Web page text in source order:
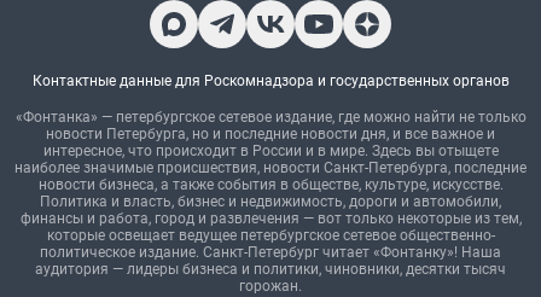
Контактные данные для Роскомнадзора и государственных органов
«Фонтанка» — петербургское сетевое издание, где можно найти не только
новости Петербурга, но и последние новости дня, и все важное и
интересное, что происходит в России и в мире. Здесь вы отыщете
наиболее значимые происшествия, новости Санкт-Петербурга, последние
новости бизнеса, а также события в обществе, культуре, искусстве.
Политика и власть, бизнес и недвижимость, дороги и автомобили,
финансы и работа, город и развлечения — вот только некоторые из тем,
которые освещает ведущее петербургское сетевое общественно-
политическое издание. Санкт-Петербург читает «Фонтанку»! Наша
аудитория — лидеры бизнеса и политики, чиновники, десятки тысяч
горожан.